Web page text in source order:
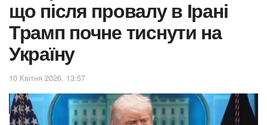
що після провалу в Ірані
Трамп почне тиснути на
Україну
10 Квітня 2026, 13:57